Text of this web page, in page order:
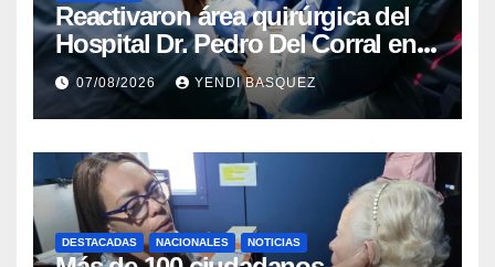
Reactivaron área quirúrgica del
Hospital Dr. Pedro Del Corral en
Guárico
07/08/2026 YENDI BASQUEZ
DESTACADAS NACIONALES NOTICIAS